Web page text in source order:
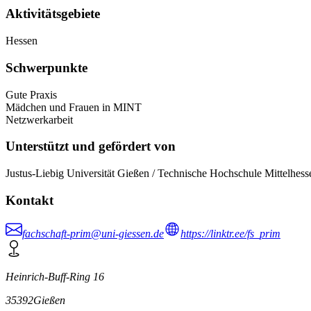
Aktivitätsgebiete
Hessen
Schwerpunkte
Gute Praxis
Mädchen und Frauen in MINT
Netzwerkarbeit
Unterstützt und gefördert von
Justus-Liebig Universität Gießen / Technische Hochschule
Kontakt
fachschaft-prim@uni-giessen.de https://linktr.ee/fs_prim
Heinrich-Buff-Ring 16
35392Gießen